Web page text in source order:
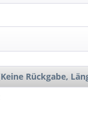
Rückgabe,